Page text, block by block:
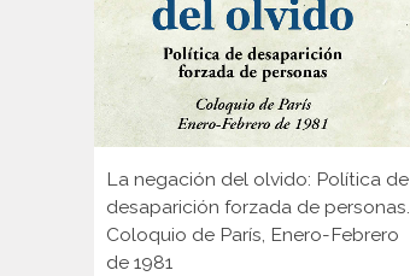
La negación del olvido: Política de
desaparición forzada de personas.
Coloquio de París, Enero-Febrero
de 1981